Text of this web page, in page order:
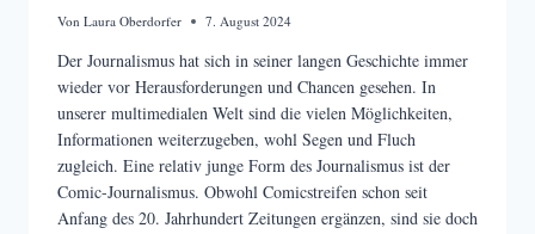
Von Laura Oberdorfer 7. August 2024
Der Journalismus hat sich in seiner langen Geschichte immer
wieder vor Herausforderungen und Chancen gesehen. In
unserer multimedialen Welt sind die vielen Möglichkeiten,
Informationen weiterzugeben, wohl Segen und Fluch
zugleich. Eine relativ junge Form des Journalismus ist der
Comic-Journalismus. Obwohl Comicstreifen schon seit
Anfang des 20. Jahrhundert Zeitungen ergänzen, sind sie doch